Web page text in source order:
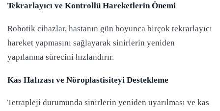
Tekrarlayıcı ve Kontrollü Hareketlerin Önemi
Robotik cihazlar, hastanın gün boyunca birçok tekrarlayıcı
hareket yapmasını sağlayarak sinirlerin yeniden
yapılanma sürecini hızlandırır.
Kas Hafızası ve Nöroplastisiteyi Destekleme
Tetrapleji durumunda sinirlerin yeniden uyarılması ve kas